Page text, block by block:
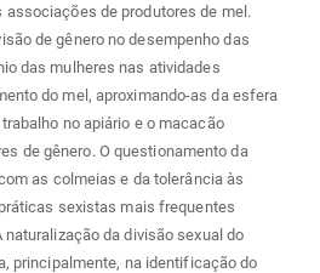
de produtores de mel.
de gênero no desempenho das
das mulheres nas atividades
do mel, aproximando-as da esfera
no apiário e o macacão
de gênero. O questionamento da
as colmeias e da tolerância às
sexistas mais frequentes
da divisão sexual do
principalmente, na identificação do